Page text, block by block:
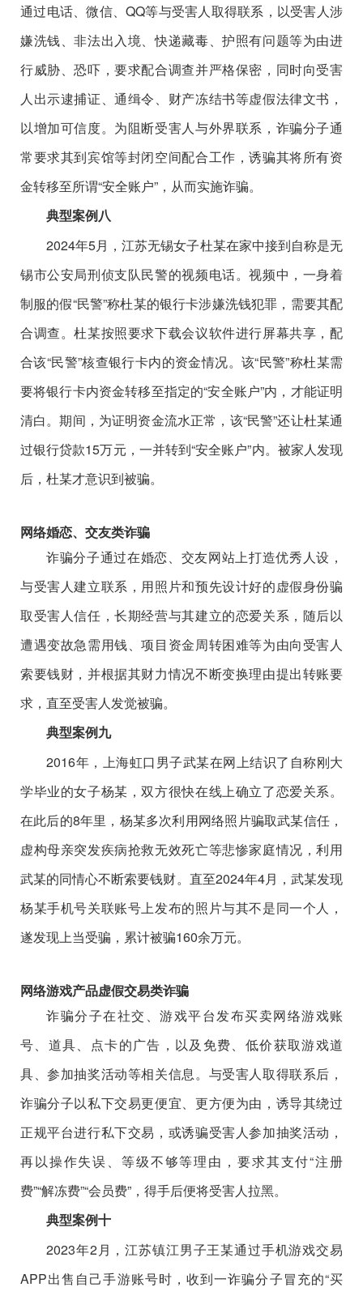
通过电话、微信、QQ等与受害人取得联系，以受害人涉
嫌洗钱、非法出入境、快递藏毒、护照有问题等为由进
行威胁、恐吓，要求配合调查并严格保密，同时向受害
人出示逮捕证、通缉令、财产冻结书等虚假法律文书，
以增加可信度。为阻断受害人与外界联系，诈骗分子通
常要求其到宾馆等封闭空间配合工作，诱骗其将所有资
金转移至所谓“安全账户”，从而实施诈骗。
典型案例八
2024年5月，江苏无锡女子杜某在家中接到自称是无
锡市公安局刑侦支队民警的视频电话。视频中，一身着
制服的假“民警”称杜某的银行卡涉嫌洗钱犯罪，需要其配
合调查。杜某按照要求下载会议软件进行屏幕共享，配
合该“民警”核查银行卡内的资金情况。该“民警”称杜某需
要将银行卡内资金转移至指定的“安全账户”内，才能证明
清白。期间，为证明资金流水正常，该“民警”还让杜某通
过银行贷款15万元，一并转到“安全账户”内。被家人发现
后，杜某才意识到被骗。
网络婚恋、交友类诈骗
诈骗分子通过在婚恋、交友网站上打造优秀人设，
与受害人建立联系，用照片和预先设计好的虚假身份骗
取受害人信任，长期经营与其建立的恋爱关系，随后以
遭遇变故急需用钱、项目资金周转困难等为由向受害人
索要钱财，并根据其财力情况不断变换理由提出转账要
求，直至受害人发觉被骗。
典型案例九
2016年，上海虹口男子武某在网上结识了自称刚大
学毕业的女子杨某，双方很快在线上确立了恋爱关系。
在此后的8年里，杨某多次利用网络照片骗取武某信任，
虚构母亲突发疾病抢救无效死亡等悲惨家庭情况，利用
武某的同情心不断索要钱财。直至2024年4月，武某发现
杨某手机号关联账号上发布的照片与其不是同一个人，
遂发现上当受骗，累计被骗160余万元。
网络游戏产品虚假交易类诈骗
诈骗分子在社交、游戏平台发布买卖网络游戏账
号、道具、点卡的广告，以及免费、低价获取游戏道
具、参加抽奖活动等相关信息。与受害人取得联系后，
诈骗分子以私下交易更便宜、更方便为由，诱导其绕过
正规平台进行私下交易，或诱骗受害人参加抽奖活动，
再以操作失误、等级不够等理由，要求其支付“注册
费”“解冻费”“会员费”，得手后便将受害人拉黑。
典型案例十
2023年2月，江苏镇江男子王某通过手机游戏交易
APP出售自己手游账号时，收到一诈骗分子冒充的“买